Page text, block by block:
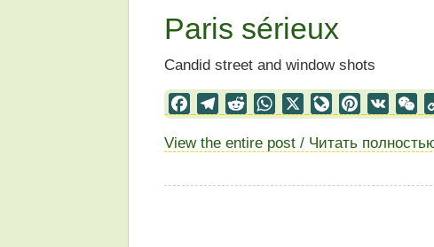
Paris sérieux
Candid street and window shots
FacebookTelegramRedditWhatsApp LiveJournal
Pinterest
VK
View the entire post / Читать